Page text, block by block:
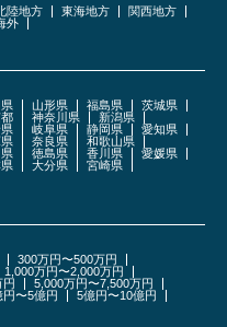
陸地方 東海地方
関西地方
外
山形県 福島県
茨城県
神奈川県
新潟県
岐阜県 静岡県
愛知県
奈良県
和歌山県
徳島県 香川県
愛媛県
大分県
宮崎県
300万円〜500万円
1,000万円〜2,000万円
円
5,000万円〜7,500万円
円〜5億円
5億円〜10億円